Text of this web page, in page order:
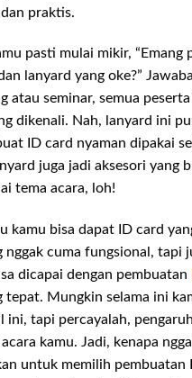
praktis.
pasti mulai mikir, “Emang
lanyard yang oke?”
atau seminar, semua
dikenali. Nah, lanyard ini
ID card nyaman dipakai
juga jadi aksesori yang
tema acara, loh!
kamu bisa dapat ID card
nggak cuma fungsional, tapi
dicapai dengan pembuatan
tepat. Mungkin selama ini
ini, tapi percayalah,
kamu. Jadi, kenapa
untuk memilih pembuatan